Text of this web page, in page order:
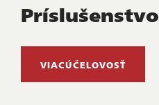
Príslušenstvo
VIACÚČELOVOSŤ